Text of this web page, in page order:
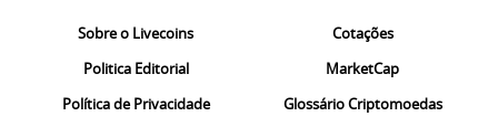
Sobre o Livecoins
Politica Editorial
Política de Privacidade
Cotações
MarketCap
Glossário Criptomoedas